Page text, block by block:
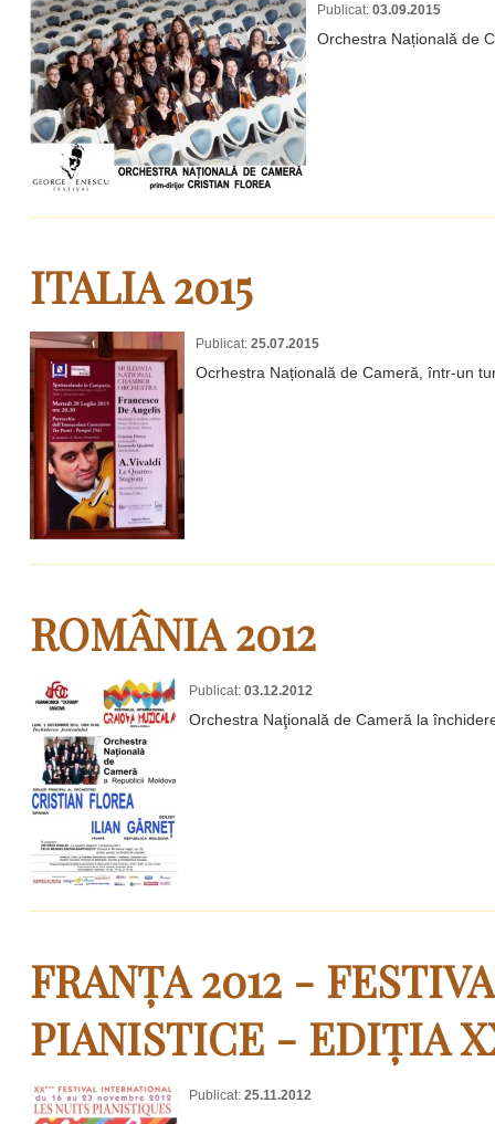
Publicat: 03.09.2015
Orchestra Națională de
ITALIA 2015
Publicat: 25.07.2015
Ocrhestra Națională de Cameră, într-un
ROMÂNIA 2012
Publicat: 03.12.2012
Orchestra Naţională de Cameră la
FRANȚA 2012 -
PIANISTICE - EDIȚIA
Publicat: 25.11.2012